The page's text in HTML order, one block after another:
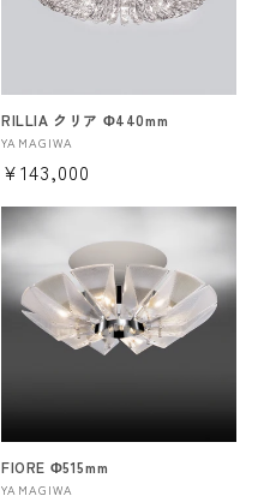
RILLIA クリア Φ440mm
販
売
YAMAGIWA
通
常
価
格
¥143,000
FIORE Φ515mm
YAMAGIWA